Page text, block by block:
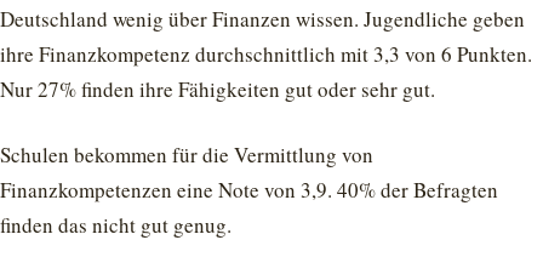
Deutschland wenig über Finanzen wissen. Jugendliche geben
ihre Finanzkompetenz durchschnittlich mit 3,3 von 6 Punkten.
Nur 27% finden ihre Fähigkeiten gut oder sehr gut.
Schulen bekommen für die Vermittlung von
Finanzkompetenzen eine Note von 3,9. 40% der Befragten
finden das nicht gut genug.